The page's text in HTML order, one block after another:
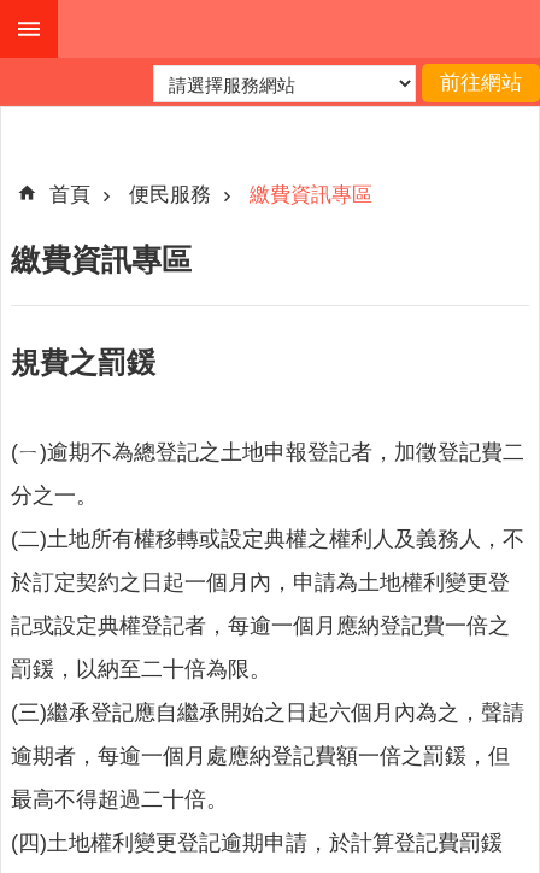
跳到主要內容區塊
階
公
布
關
查
詢
系
統
民
服
務
訊
公
開
首頁 便民服務 繳費資訊專區
繳費資訊專區
規費之罰鍰
(ㄧ)逾期不為總登記之土地申報登記者，加徵登記費二
分之一。
(二)土地所有權移轉或設定典權之權利人及義務人，不
於訂定契約之日起一個月內，申請為土地權利變更登
記或設定典權登記者，每逾一個月應納登記費一倍之
罰鍰，以納至二十倍為限。
(三)繼承登記應自繼承開始之日起六個月內為之，聲請
逾期者，每逾一個月處應納登記費額一倍之罰鍰，但
最高不得超過二十倍。
(四)土地權利變更登記逾期申請，於計算登記費罰鍰